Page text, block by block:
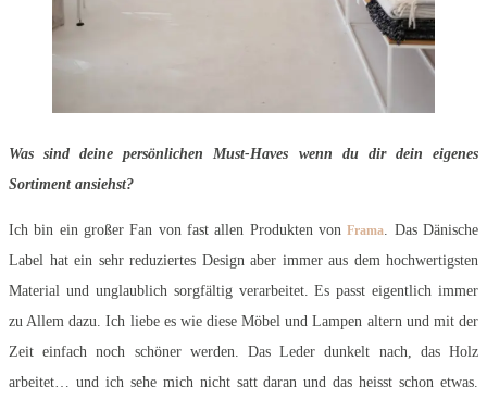
Was sind deine persönlichen Must-Haves wenn du dir dein eigenes
Sortiment ansiehst?
Ich bin ein großer Fan von fast allen Produkten vonFrama. Das Dänische
Label hat ein sehr reduziertes Design aber immer aus dem hochwertigsten
Material und unglaublich sorgfältig verarbeitet. Es passt eigentlich immer
zu Allem dazu. Ich liebe es wie diese Möbel und Lampen altern und mit der
Zeit einfach noch schöner werden. Das Leder dunkelt nach, das Holz
arbeitet… und ich sehe mich nicht satt daran und das heisst schon etwas.